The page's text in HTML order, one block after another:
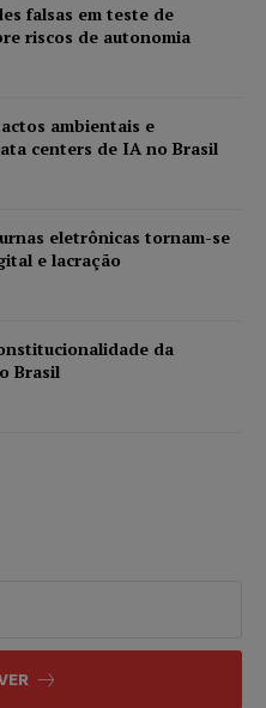
falsas em teste de
riscos de autonomia
ambientais e
centers de IA no Brasil
eletrônicas tornam-se
e lacração
da
Brasil